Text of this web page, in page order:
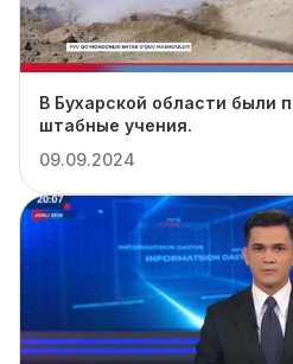
В Бухарской области были
штабные учения.
09.09.2024